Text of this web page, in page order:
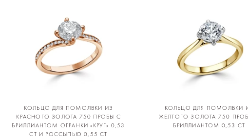
КОЛЬЦО ДЛЯ ПОМОЛВКИ ИЗ
КРАСНОГО ЗОЛОТА 750 ПРОБЫ С
БРИЛЛИАНТОМ ОГРАНКИ «КРУГ» 0,53
CT И РОССЫПЬЮ 0,55 CT
КОЛЬЦО ДЛЯ ПОМОЛВКИ
ЖЕЛТОГО ЗОЛОТА 750
БРИЛЛИАНТОМ 0,53 CT